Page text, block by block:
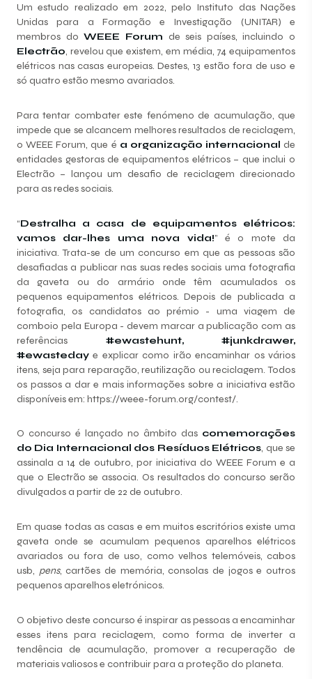
Um estudo realizado em 2022, pelo Instituto das Nações
Unidas para a Formação e Investigação (UNITAR) e
membros doWEEE Forum de seis países, incluindo o
Electrão, revelou que existem, em média, 74 equipamentos
elétricos nas casas europeias. Destes, 13 estão fora de uso e
só quatro estão mesmo avariados.
Para tentar combater este fenómeno de acumulação, que
impede que se alcancem melhores resultados de reciclagem,
o WEEE Forum, que é a organização internacional de
entidades gestoras de equipamentos elétricos – que inclui o
Electrão – lançou um desafio de reciclagem direcionado
para as redes sociais.
“Destralha a casa de equipamentos elétricos:
vamos dar-lhes uma nova vida!” é o mote da
iniciativa. Trata-se de um concurso em que as pessoas são
desafiadas a publicar nas suas redes sociais uma fotografia
da gaveta ou do armário onde têm acumulados os
pequenos equipamentos elétricos. Depois de publicada a
fotografia, os candidatos ao prémio - uma viagem de
comboio pela Europa - devem marcar a publicação com as
referências #ewastehunt, #junkdrawer,
#ewasteday e explicar como irão encaminhar os vários
itens, seja para reparação, reutilização ou reciclagem. Todos
os passos a dar e mais informações sobre a iniciativa estão
disponíveis em: https://weee-forum.org/contest/.
O concurso é lançado no âmbito das comemorações
do Dia Internacional dos Resíduos Elétricos, que se
assinala a 14 de outubro, por iniciativa do WEEE Forum e a
que o Electrão se associa. Os resultados do concurso serão
divulgados a partir de 22 de outubro.
Em quase todas as casas e em muitos escritórios existe uma
gaveta onde se acumulam pequenos aparelhos elétricos
avariados ou fora de uso, como velhos telemóveis, cabos
usb, pens, cartões de memória, consolas de jogos e outros
pequenos aparelhos eletrónicos.
O objetivo deste concurso é inspirar as pessoas a encaminhar
esses itens para reciclagem, como forma de inverter a
tendência de acumulação, promover a recuperação de
materiais valiosos e contribuir para a proteção do planeta.